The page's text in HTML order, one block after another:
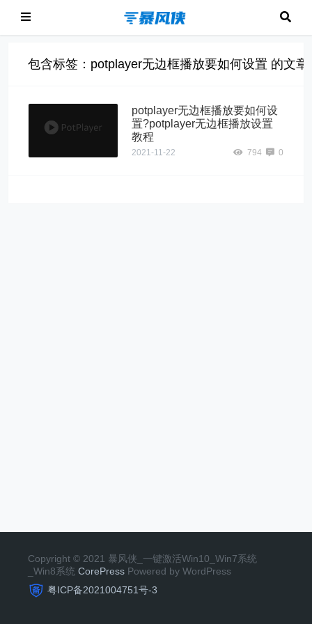
包含标签：potplayer无边框播放要如何设置 的文章
potplayer无边框播放要如何设
置?potplayer无边框播放设置
教程
2021-11-22 794 0
Copyright © 2021 暴风侠_一键激活Win10_Win7系统
_Win8系统 CorePress Powered by WordPress
粤ICP备2021004751号-3